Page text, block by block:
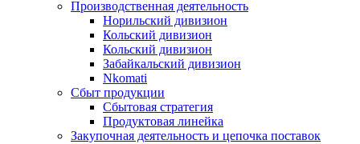
Производственная деятельность
Норильский дивизион
Кольский дивизион
Кольский дивизион
Забайкальский дивизион
Nkomati
Сбыт продукции
Сбытовая стратегия
Продуктовая линейка
Закупочная деятельность и цепочка поставок